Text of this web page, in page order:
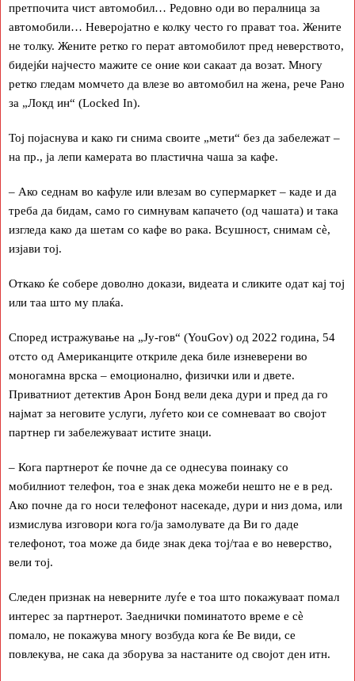
претпочита чист автомобил… Редовно оди во пералница за
автомобили… Неверојатно е колку често го прават тоа. Жените
не толку. Жените ретко го перат автомобилот пред неверството,
бидејќи најчесто мажите се оние кои сакаат да возат. Многу
ретко гледам момчето да влезе во автомобил на жена, рече Рано
за „Локд ин“ (Locked In).
Тој појаснува и како ги снима своите „мети“ без да забележат –
на пр., ја лепи камерата во пластична чаша за кафе.
– Ако седнам во кафуле или влезам во супермаркет – каде и да
треба да бидам, само го симнувам капачето (од чашата) и така
изгледа како да шетам со кафе во рака. Всушност, снимам сѐ,
изјави тој.
Откако ќе собере доволно докази, видеата и сликите одат кај тој
или таа што му плаќа.
Според истражување на „Ју-гов“ (YouGov) од 2022 година, 54
отсто од Американците откриле дека биле изневерени во
моногамна врска – емоционално, физички или и двете.
Приватниот детектив Арон Бонд вели дека дури и пред да го
најмат за неговите услуги, луѓето кои се сомневаат во својот
партнер ги забележуваат истите знаци.
– Кога партнерот ќе почне да се однесува поинаку со
мобилниот телефон, тоа е знак дека можеби нешто не е в ред.
Ако почне да го носи телефонот насекаде, дури и низ дома, или
измислува изговори кога го/ја замолувате да Ви го даде
телефонот, тоа може да биде знак дека тој/таа е во неверство,
вели тој.
Следен признак на неверните луѓе е тоа што покажуваат помал
интерес за партнерот. Заеднички поминатото време е сѐ
помало, не покажува многу возбуда кога ќе Ве види, се
повлекува, не сака да зборува за настаните од својот ден итн.